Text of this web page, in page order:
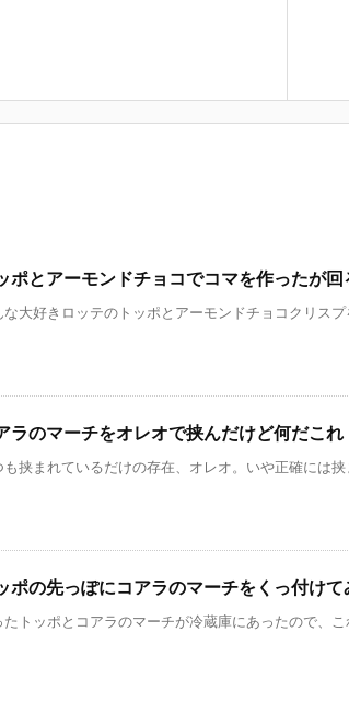
ポとアーモンドチョコでコマを作ったが
な大好きロッテのトッポとアーモンドチョコクリス
ラのマーチをオレオで挟んだけど何だこれ
も挟まれているだけの存在、オレオ。いや正確には
ポの先っぽにコアラのマーチをくっ付けて
たトッポとコアラのマーチが冷蔵庫にあったので、